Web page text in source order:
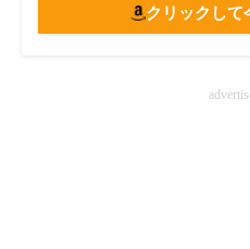
クリックして